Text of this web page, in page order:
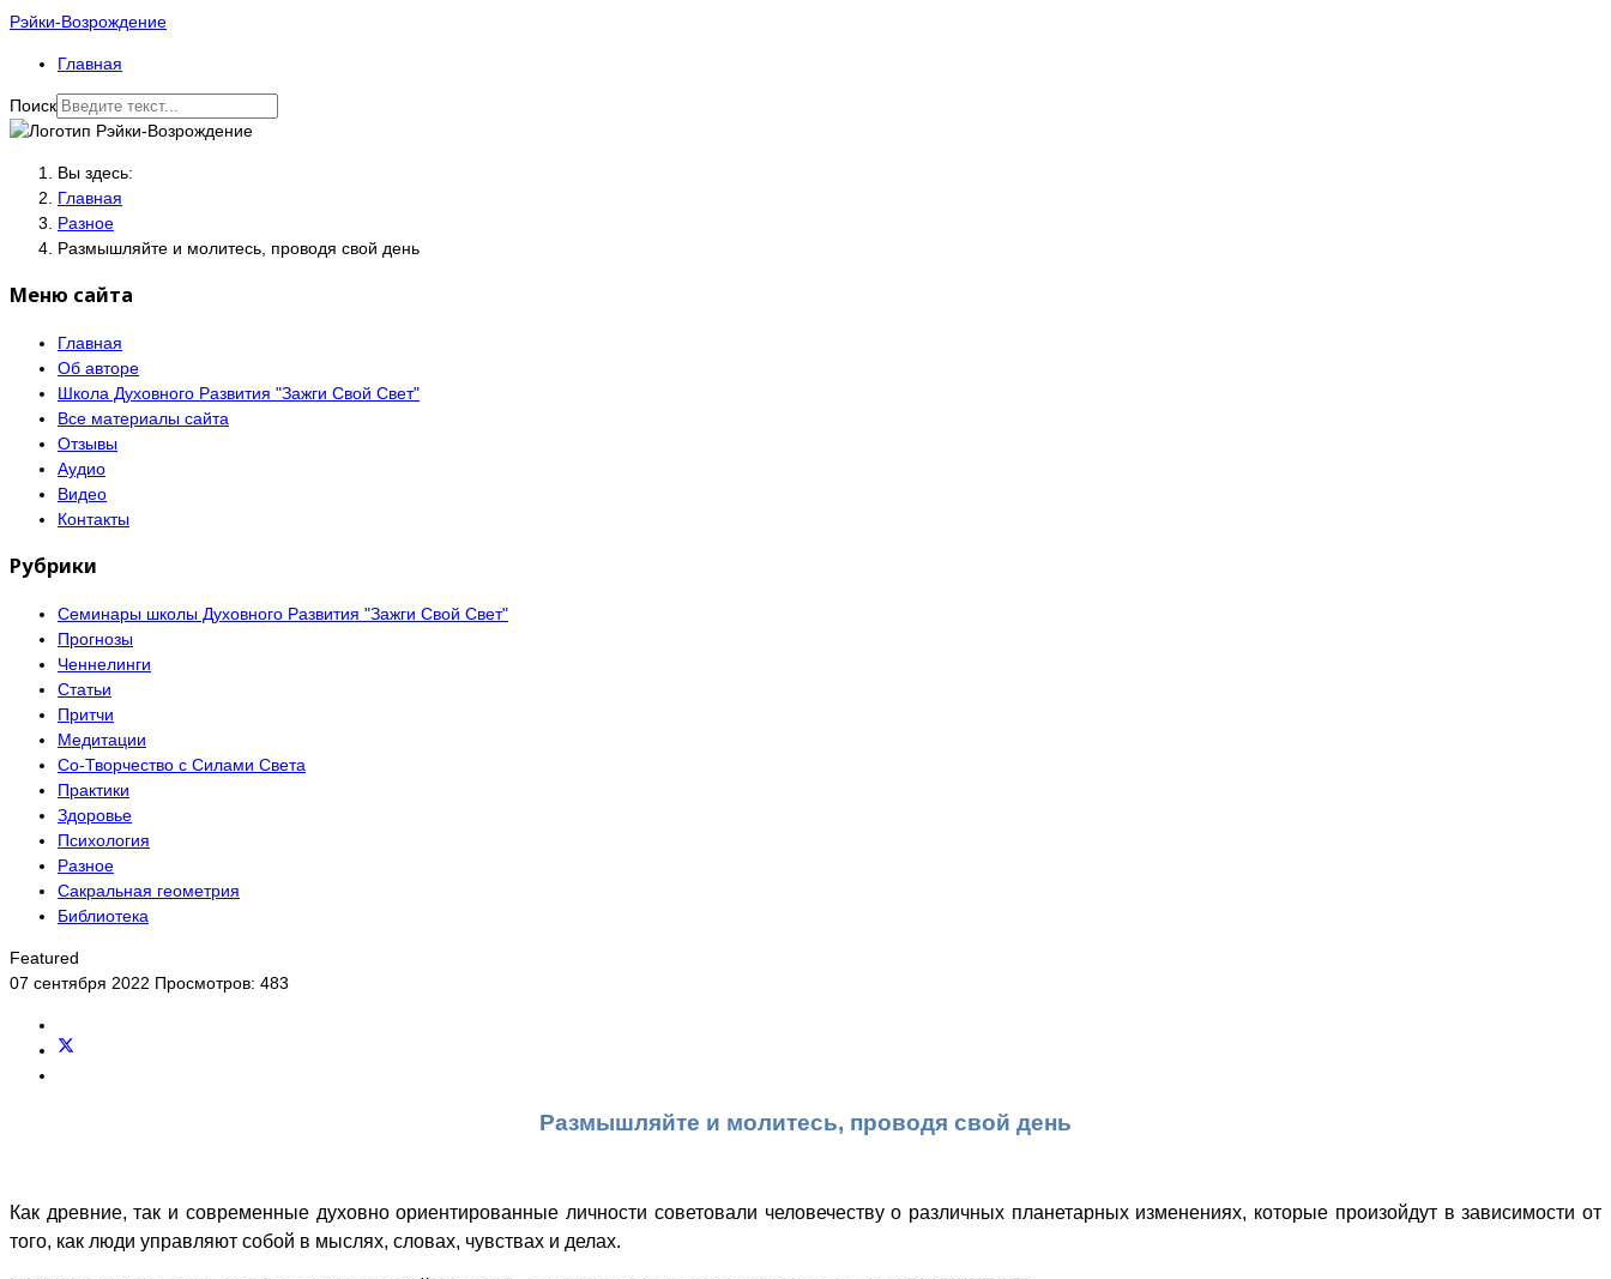
Рэйки-Возрождение
Главная
Поиск
Вы здесь:
Главная
Разное
Размышляйте и молитесь, проводя свой день
Меню сайта
Главная
Об авторе
Школа Духовного Развития "Зажги Свой Свет"
Все материалы сайта
Отзывы
Аудио
Видео
Контакты
Рубрики
Семинары школы Духовного Развития "Зажги Свой Свет"
Прогнозы
Ченнелинги
Статьи
Притчи
Медитации
Со-Творчество с Силами Света
Практики
Здоровье
Психология
Разное
Сакральная геометрия
Библиотека
Featured
07 сентября 2022 Просмотров: 483
Размышляйте и молитесь, проводя свой день
Как древние, так и современные духовно ориентированные личности советовали человечеству о различных планетарных изменениях, которые произойдут в зависимости от
того, как люди управляют собой в мыслях, словах, чувствах и делах.